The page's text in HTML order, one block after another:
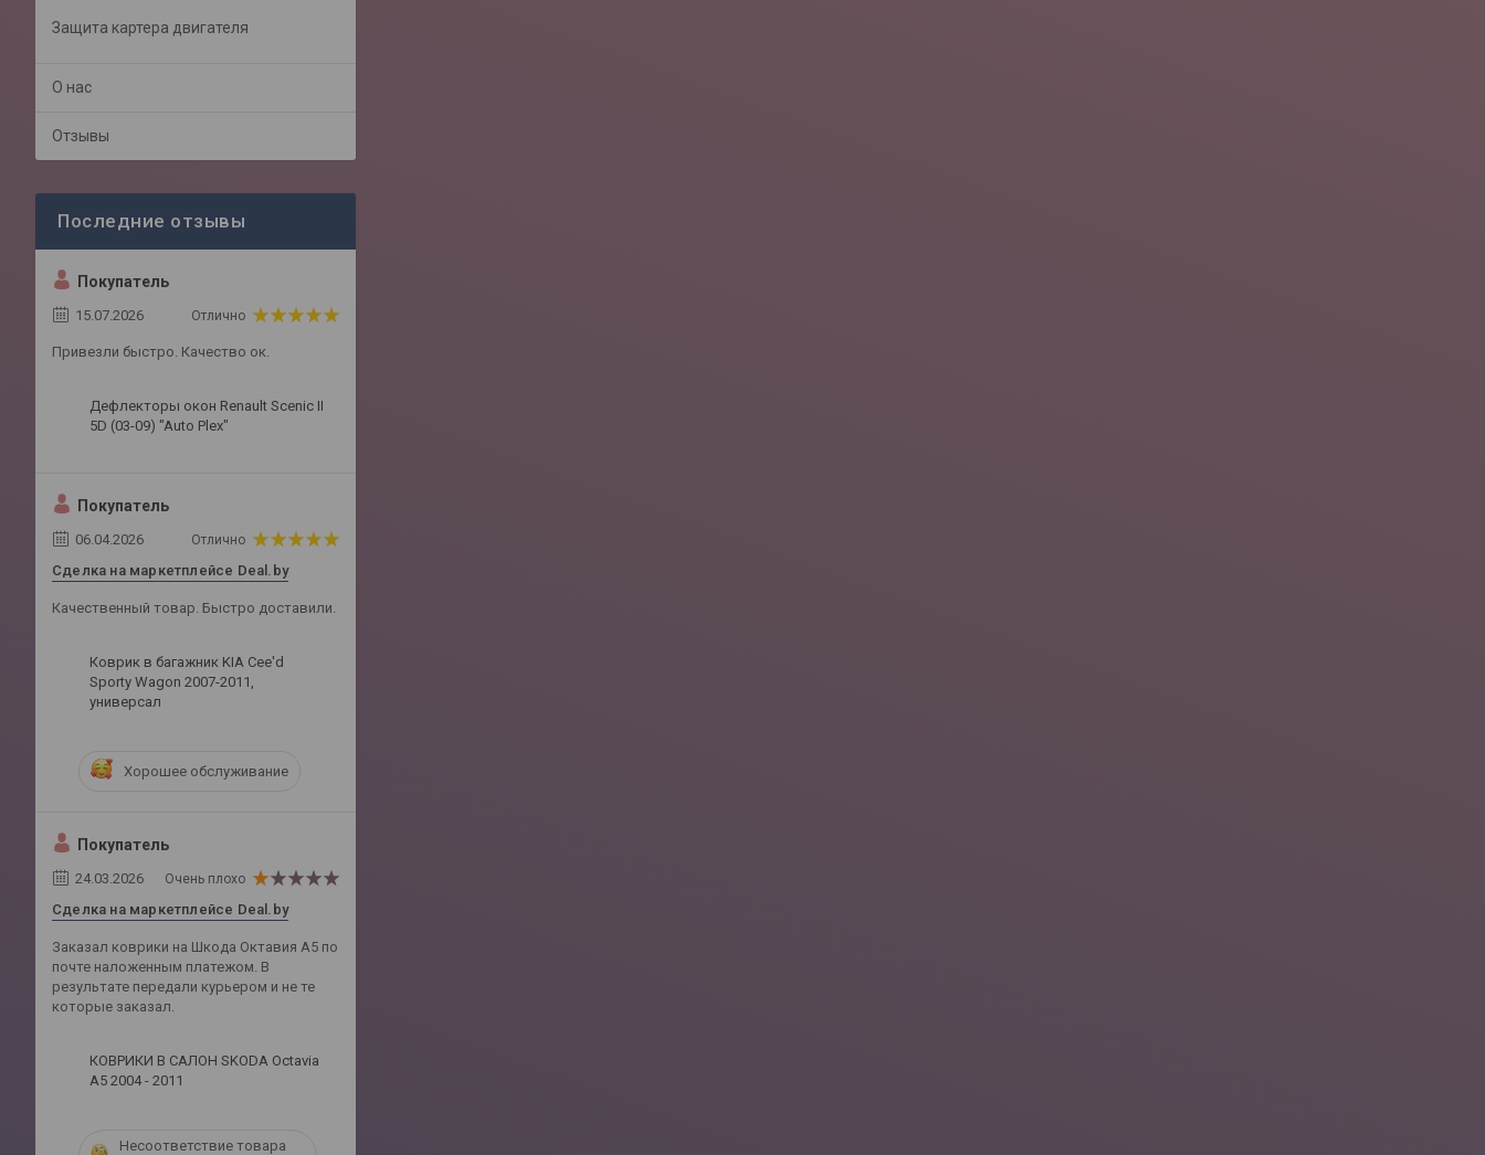
Защита картера двигателя
О нас
Отзывы
Покупатель
15.07.2026 Отлично
Привезли быстро. Качество ок.
Дефлекторы окон Renault Scenic II
5D (03-09) "Auto Plex"
Покупатель
06.04.2026 Отлично
Сделка на маркетплейсе Deal.by
Качественный товар. Быстро доставили.
Коврик в багажник KIA Cee'd
Sporty Wagon 2007-2011,
универсал
Хорошее обслуживание
Покупатель
24.03.2026 Очень плохо
Сделка на маркетплейсе Deal.by
Заказал коврики на Шкода Октавия А5 по
почте наложенным платежом. В
результате передали курьером и не те
которые заказал.
КОВРИКИ В САЛОН SKODA Octavia
A5 2004 - 2011
Несоответствие товара